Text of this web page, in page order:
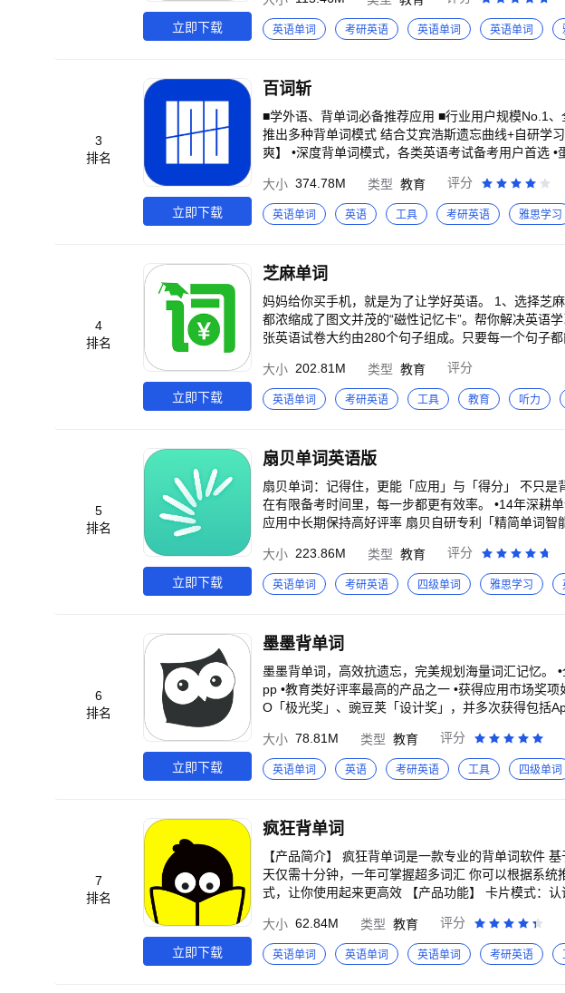
立即下载
加粗显示考过的词义，常考词义重点学 ▪考点标记，
盖中考、高考、四六级、考研和专升本 【记忆，非常有效】 ▪艾宾浩斯记忆曲线，智能规划复习，高效抗遗忘 ▪原声例
句，帮你理解单词在真实语境中的用法，理解了才
【坚持，非常容易】 ▪签到送酷币，组队打卡奖励更多 ▶不背成绩单 ▪200000五星好评 ▶不背成长关爱热线 ▪不背单
词应用内：头像>更多设置>帮助与反馈 ▪微博/公众号
英语单词 考研英语 英语单词 英语单词
3
排名
立即下载
百词斩
■学外语、背单词必备推荐应用 ■行业用户规模No.1、全网好评超150万+ 核心特色：
推出多种背单词模式 结合艾宾浩斯遗忘曲线+自研学习系统 涵
爽】 •深度背单词模式，各类英语考试备考用户首选
需求 •覆盖小学/初中/高中/四六级/考研/雅思等词书 •
词变形全部搞定 【个性学习-记得牢】 •定制个性学习计划，适合自己最重要 •多种学习复习策略，听读写译一把抓 •加入
班级、同桌，完成学习奖励多 •组队打卡分享，让进
大小 374.78M 类型 教育 评分
英语单词 英语 工具 考研英语 雅思学习
4
排名
立即下载
芝麻单词
妈妈给你买手机，就是为了让学好英语。 1、选择芝麻单词，为什么越来越不怕考试？ 在芝麻单词，所有单词和语法
都浓缩成了图文并茂的“磁性记忆卡”。帮你解决英语
张英语试卷大约由280个句子组成。只要每一个句子
是选择题，试卷能看懂，自然能提分！ 2、选择芝麻单词，为什么可以主动学习？ 学习过程设计成闯关赚零花钱（零
花钱是父母给的），6个单词一关，闯关成功既能赚
款秒到！ 3、选择芝麻单词，为什么可以坚持学习？ 赚零花钱是动力，同学的监督是推力。我们引入了班级功能，班
上练习听力。 复习功能，在考前快速复习。 测验功能
以在考纲和教材间任意切换 包含中高考考纲和全国各
单词按照词义进行了分组，比如：人体、动作、情感
大小 202.81M 类型 教育 评分
英语单词 考研英语 工具 教育 听力
5
排名
立即下载
扇贝单词英语版
扇贝单词：记得住，更能「应用」与「得分」 不只
在有限备考时间里，每一步都更有效率。 •14年深耕
应用中长期保持高好评率 扇贝自研专利「精简单词
日所学单词、记忆水平和考试目标，智能匹配外刊同
型，扇贝通过AI分析历史学习行为，为你规划更贴合
却在考前忘掉」 •难词定向突破：聚焦反复出错的单
母填空、选词填空等高频考试题型，背词与刷题同步
卷字体 •单词草稿纸：支持平板同屏书写笔记，随时
名实体书籍，覆盖小学、初中、高中、大学英语四六
精简意义，标注考频，并提供源自历年真实考题的例
•支持上传自定义词表，一键生成专属词书 【多维巩
复述、极速刷词等多种训练方式，循序渐进，强化
我们： 应用内：扇贝单词英语版APP-「我的」-「帮
大小 223.86M 类型 教育 评分
英语单词 考研英语 四级单词 雅思学习
6
排名
立即下载
墨墨背单词
墨墨背单词，高效抗遗忘，完美规划海量词汇记忆。 •全应用商店累计超过3亿下载总量 •最受考研用户欢迎的背单词A
pp •教育类好评率最高的产品之一 •获得应用市场奖项如：华为「匠心奖」、OPPO「至美奖」、小米「金米奖」、VIV
O「极光奖」、豌豆荚「设计奖」，并多次获得包括AppStore在
imizingSpacedRepetitionScheduling》 •墨墨首次将记忆预测与调度优化相结合，提供完整的间隔重复规划系统框架，
并发布于国际数据挖掘顶级期刊IEEETKDE《
ory》 「这里有：科学高效的抗遗忘算法、精彩美妙的单词内容、简洁的操作，实实在在帮你高效规划海量词汇记
记忆持久度，分析你的遗忘曲线，精准定位你对每个
记忆。 【完美配合知名词汇书籍】 墨墨背单词尊重权威的实体词汇书籍，全面兼容知名的实体书籍的同步学习，词库
实时更新，不管是小初高、四六八，还是考研、出
心所学词汇范围的权威性。 【简洁且极佳的单词内容】 墨墨背单词，为每一个单词都精心准备了简明扼要的释义、最
具意境的例句和最佳的助记，单词内容的精细度远超同类产品。 【精彩美妙单词记忆方法】 墨墨
正做到过目难忘。 【一目了然学习情况统计】 墨墨背单词以图表的方式记录了你复习的情况，并配合丰富的奖励策略
有效地督促你更好地坚持复习，包括三大图表统计系
*学习情况：你每天复习了多少单词，已学情况及未来
大小 78.81M 类型 教育 评分
英语单词 英语 考研英语 工具 四级单词
7
排名
立即下载
疯狂背单词
【产品简介】 疯狂背单词是一款专业的背单词软件
天仅需十分钟，一年可掌握超多词汇 你可以根据系统推荐的单词进行学习，也可以自主选择学习范围 灵活的学习模
式，让你使用起来更高效 【产品功能】 卡片模式：认识？不认识？让你真正掌握每一个单词 自主选词：每天背哪些单
题型让你全方位掌握单词 单词词典：随时随地查单词
曲线：为你量身定做自己的记忆曲线 自定义词库：创
记、拓展，全部都可以自定义 超全词库：覆盖四六
大小 62.84M 类型 教育 评分
英语单词 英语单词 英语单词 考研英语